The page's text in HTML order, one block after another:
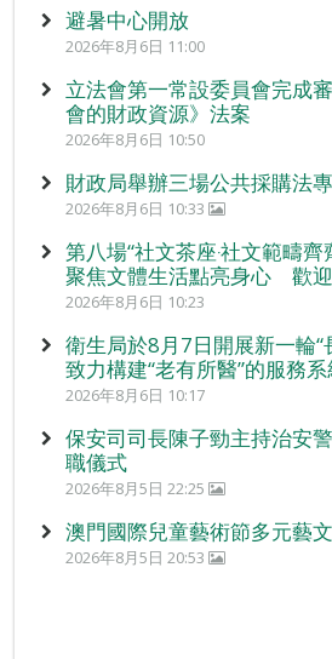
避暑中心開放
2026年8月6日 11:00
立法會第一常設委員會完成
會的財政資源》法案
2026年8月6日 10:50
財政局舉辦三場公共採購法
2026年8月6日 10:33
第八場“社文茶座‧社文範疇
聚焦文體生活點亮身心 歡
2026年8月6日 10:23
衛生局於8月7日開展新一輪“
致力構建“老有所醫”的服務
2026年8月6日 10:17
保安司司長陳子勁主持治安
職儀式
2026年8月5日 22:25
澳門國際兒童藝術節多元藝
2026年8月5日 20:53